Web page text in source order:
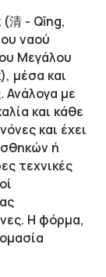
清 - Qīng,
ναού
Μεγάλου
μέσα και
Ανάλογα με
και κάθε
και έχει
ή
τεχνικές
Η φόρμα,